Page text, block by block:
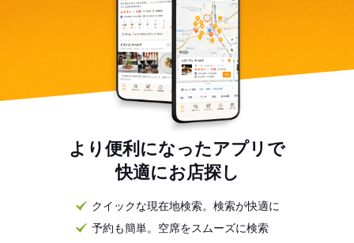
より便利になったアプリで
快適にお店探し
クイックな現在地検索。検索が快適に
予約も簡単。空席をスムーズに検索